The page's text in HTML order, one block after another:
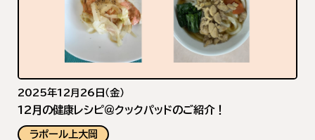
2025年12月26日（金）
12月の健康レシピ＠クックパッドのご紹介！
ラポール上大岡